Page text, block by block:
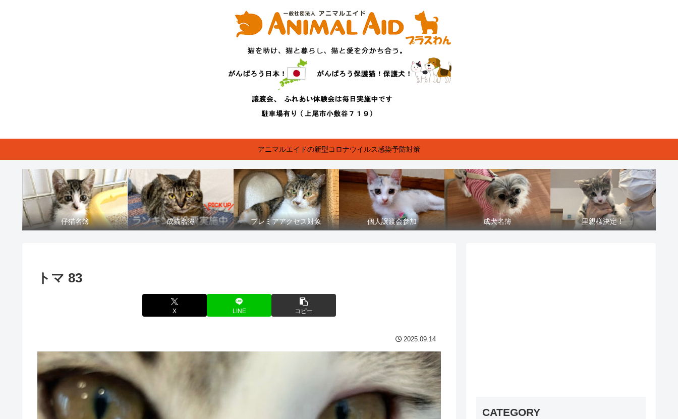
アニマルエイドの新型コロナウイルス感染予防対策
仔猫名簿 成猫名簿 プレミアアクセス対象 個人譲渡会参加 成犬名簿 里親様決定！
トマ 83
X LINE コピー
2025.09.14
CATEGORY